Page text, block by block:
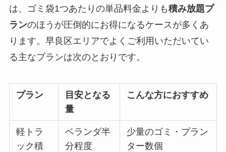
は、ゴミ袋1つあたりの単品料金よりも積み放題プ
ランのほうが圧倒的にお得になるケースが多くあ
ります。早良区エリアでよくご利用いただいてい
る主なプランは次のとおりです。
プラン
目安となる
量
こんな方におすすめ
軽トラ
ック積
ベランダ半
分程度
少量のゴミ・プラン
ター数個